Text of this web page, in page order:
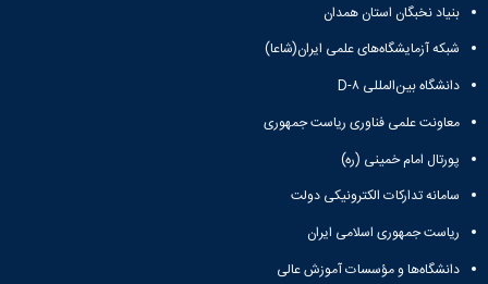
بنیاد نخبگان استان همدان
شبکه آزمایشگاه‌های علمی ایران(شاعا)
دانشگاه بین‌المللی D-۸
معاونت علمی فناوری ریاست جمهوری
پورتال امام خمینی (ره)
سامانه تدارکات الکترونیکی دولت
ریاست جمهوری اسلامی ایران
دانشگاه‌ها و مؤسسات آموزش عالی